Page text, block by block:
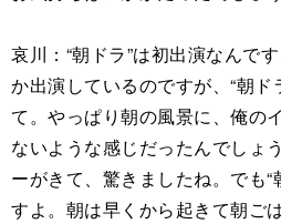
哀川：“朝ドラ”は初出演なんで
か出演しているのですが、“朝ド
て。やっぱり朝の風景に、俺の
ないような感じだったんでしょ
ーがきて、驚きましたね。でも
すよ。朝は早くから起きて朝ご